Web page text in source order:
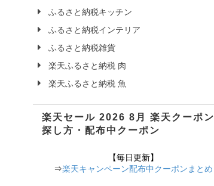
ふるさと納税キッチン
ふるさと納税インテリア
ふるさと納税雑貨
楽天ふるさと納税 肉
楽天ふるさと納税 魚
楽天セール 2026 8月 楽天クーポン
探し方・配布中クーポン
【毎日更新】
⇒楽天キャンペーン配布中クーポンまとめ